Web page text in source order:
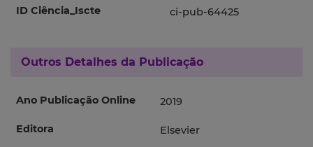
ID Ciência_Iscte ci-pub-64425
Outros Detalhes da Publicação
Ano Publicação Online 2019
Editora Elsevier